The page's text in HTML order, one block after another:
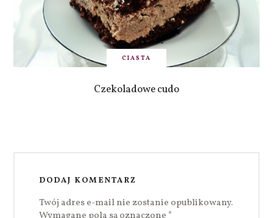
CIASTA
Czekoladowe cudo
DODAJ KOMENTARZ
Twój adres e-mail nie zostanie opublikowany.